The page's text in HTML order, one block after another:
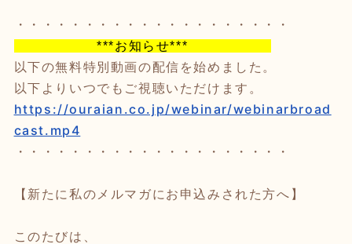
・・・・・・・・・・・・・・・・・・・・
***お知らせ***
以下の無料特別動画の配信を始めました。
以下よりいつでもご視聴いただけます。
https://ouraian.co.jp/webinar/webinarbroad
cast.mp4
・・・・・・・・・・・・・・・・・・・・
【新たに私のメルマガにお申込みされた方へ】
このたびは、